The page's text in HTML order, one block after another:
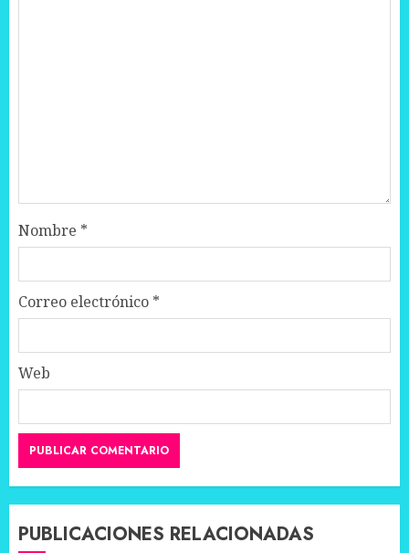
Nombre *
Correo electrónico *
Web
PUBLICACIONES RELACIONADAS